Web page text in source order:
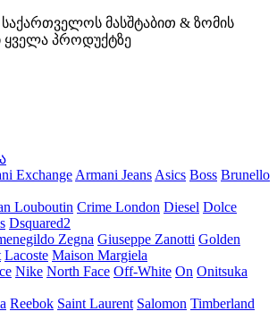
მასშტაბით & ზომის
ყველა პროდუქტზე
Exchange Armani Jeans Asics Boss Brunello
Louboutin Crime London Diesel Dolce
Dsquared2
Zegna Giuseppe Zanotti Golden
Lacoste Maison Margiela
Nike North Face Off-White On Onitsuka
Reebok Saint Laurent Salomon Timberland